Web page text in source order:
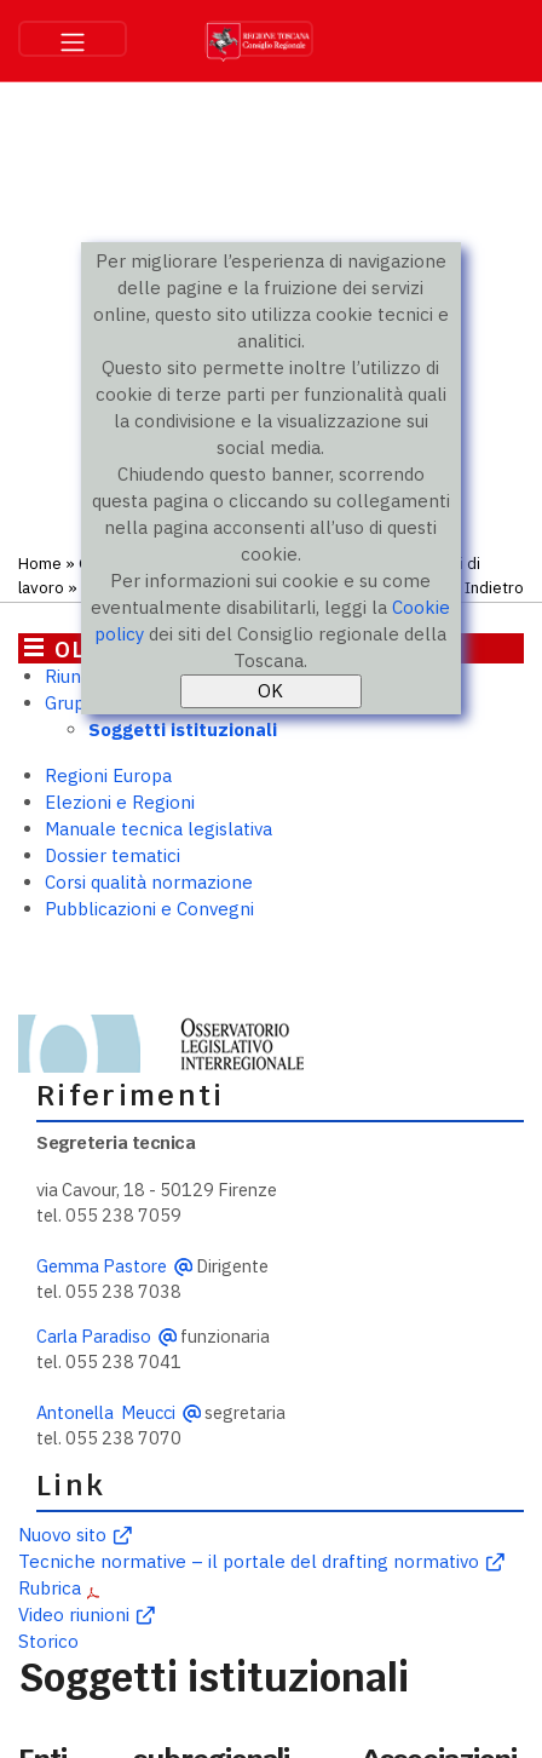
Per migliorare l’esperienza di navigazione
delle pagine e la fruizione dei servizi
online, questo sito utilizza cookie tecnici e
analitici.
Questo sito permette inoltre l’utilizzo di
cookie di terze parti per funzionalità quali
la condivisione e la visualizzazione sui
social media.
Chiudendo questo banner, scorrendo
questa pagina o cliccando su collegamenti
nella pagina acconsenti all’uso di questi
cookie.
Per informazioni sui cookie e su come
eventualmente disabilitarli, leggi laCookie
policy dei siti del Consiglio regionale della
Toscana.
Home » OLI - Osservatorio legislativo interregionale
Gruppi di
lavoro » Soggetti istituzionali Indietro
OLI - Osservatorio legislativo
interregionale
Riunioni
Gruppi di lavoro
Soggetti istituzionali
Regioni Europa
Elezioni e Regioni
Manuale tecnica legislativa
Dossier tematici
Corsi qualità normazione
Pubblicazioni e Convegni
Riferimenti
Segreteria tecnica
via Cavour, 18 - 50129 Firenze
tel. 055 238 7059
Gemma Pastore
Dirigente
tel. 055 238 7038
Carla Paradiso
funzionaria
tel. 055 238 7041
Antonella Meucci
segretaria
tel. 055 238 7070
Link
Nuovo sito
Tecniche normative – il portale del drafting normativo
Rubrica
Video riunioni
Storico
Soggetti istituzionali